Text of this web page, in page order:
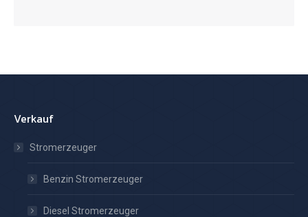
Verkauf
Stromerzeuger
Benzin Stromerzeuger
Diesel Stromerzeuger